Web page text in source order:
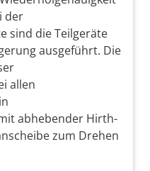
der
sind die Teilgeräte
ausgeführt. Die
allen
abhebender Hirth-
zum Drehen